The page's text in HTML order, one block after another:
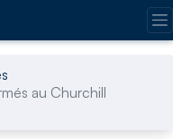
au Churchill